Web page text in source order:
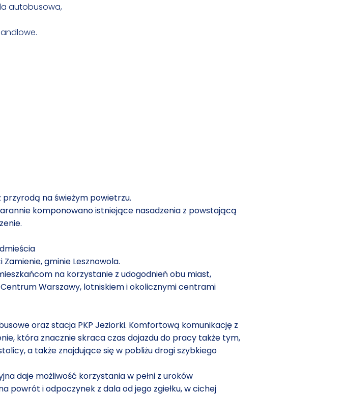
autobusowa,
na świeżym powietrzu.
komponowano istniejące nasadzenia z powstającą
gminie Lesznowola.
na korzystanie z udogodnień obu miast,
Warszawy, lotniskiem i okolicznymi centrami
oraz stacja PKP Jeziorki. Komfortową komunikację z
która znacznie skraca czas dojazdu do pracy także tym,
a także znajdujące się w pobliżu drogi szybkiego
daje możliwość korzystania w pełni z uroków
powrót i odpoczynek z dala od jego zgiełku, w cichej